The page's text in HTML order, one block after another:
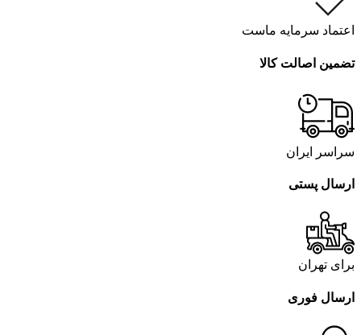
اعتماد سرمایه ماست
تضمین اصالت کالا
سراسر ایران
ارسال پستی
برای تهران
ارسال فوری